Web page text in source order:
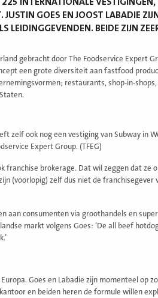
GOES EN JOOST LABADIE
LEIDINGGEVENDEN. BEIDE ZIJN
gebracht door The Foodservice Expert
een grote diversiteit aan fastfood
restaurants, shop-in-shops,
zelf ook nog een vestiging van Subway in
Expert Group. (TFEG)
franchise brokerage. Dat wil zeggen dat ze
(voorlopig) zelf dus niet de franchisegever
aan consumenten via groothandels en
markt volgens Goes: ‘De all beef
Goes en Labadie zijn momenteel op
en beiden heren de formule willen